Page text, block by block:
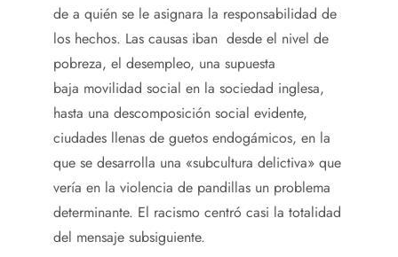
de a quién se le asignara la responsabilidad de
los hechos. Las causas iban desde el nivel de
pobreza, el desempleo, una supuesta
baja movilidad social en la sociedad inglesa,
hasta una descomposición social evidente,
ciudades llenas de guetos endogámicos, en la
que se desarrolla una «subcultura delictiva» que
vería en la violencia de pandillas un problema
determinante. El racismo centró casi la totalidad
del mensaje subsiguiente.